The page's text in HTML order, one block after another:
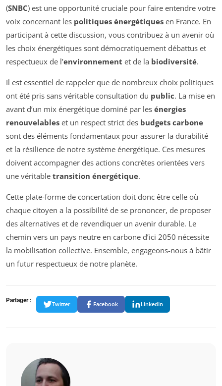
(SNBC) est une opportunité cruciale pour faire entendre votre
voix concernant les politiques énergétiques en France. En
participant à cette discussion, vous contribuez à un avenir où
les choix énergétiques sont démocratiquement débattus et
respectueux de l’environnement et de la biodiversité.
Il est essentiel de rappeler que de nombreux choix politiques
ont été pris sans véritable consultation du public. La mise en
avant d’un mix énergétique dominé par les énergies
renouvelables et un respect strict des budgets carbone
sont des éléments fondamentaux pour assurer la durabilité
et la résilience de notre système énergétique. Ces mesures
doivent accompagner des actions concrètes orientées vers
une véritable transition énergétique.
Cette plate-forme de concertation doit donc être celle où
chaque citoyen a la possibilité de se prononcer, de proposer
des alternatives et de revendiquer un avenir durable. Le
chemin vers un pays neutre en carbone d’ici 2050 nécessite
la mobilisation collective. Ensemble, engageons-nous à bâtir
un futur respectueux de notre planète.
Partager :
Twitter Facebook LinkedIn